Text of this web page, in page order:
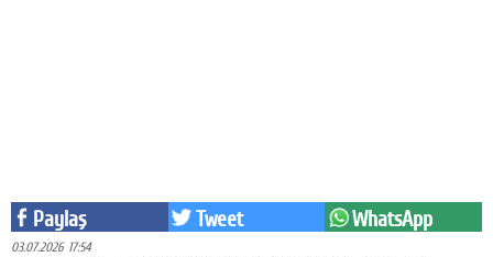
Kültür-sanat
Paylaş Tweet WhatsApp
03.07.2026 17:54